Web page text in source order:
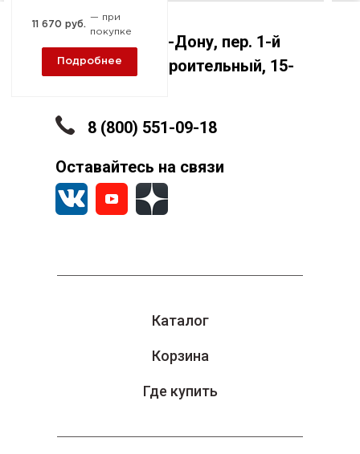
11 670 руб.
— при
покупке
Подробнее
Каталог
Корзина
Где купить
Ростов-на-Дону, пер. 1-й
Машиностроительный, 15-
8 (800) 551-09-18
Оставайтесь на связи